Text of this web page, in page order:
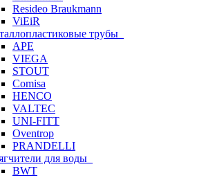
Resideo Braukmann
ViEiR
трубы
APE
VIEGA
STOUT
Comisa
HENCO
VALTEC
UNI-FITT
Oventrop
PRANDELLI
для воды
BWT